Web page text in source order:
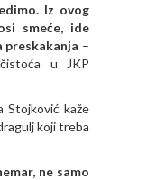
Iz ovog
smeće, ide
preskakanja –
u JKP
Stojković kaže
koji treba
ne samo